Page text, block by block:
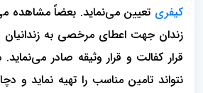
کیفری تعیین می‌نماید. بعضاً مشاهده
زندان جهت اعطای مرخصی به زندانیان
قرار کفالت و قرار وثیقه صادر
نتواند تامین مناسب را تهیه نماید و